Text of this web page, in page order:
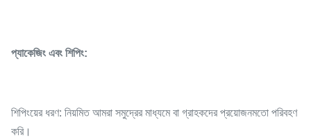
প্যাকেজিং এবং শিপিং:
শিপিংয়ের ধরণ: নিয়মিত আমরা সমুদ্রের মাধ্যমে বা গ্রাহকদের প্রয়োজনমতো পরিবহণ
করি।